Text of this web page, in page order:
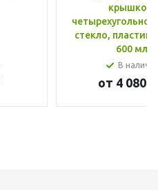
крышкой,
стекло, пластик
600 мл
В
от 4 080 ₸